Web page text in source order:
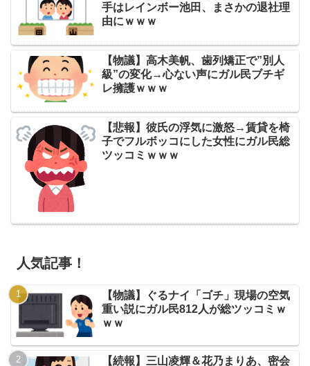
手はレインボー池田、まさかの退社理
由にｗｗｗ
【物議】高木美帆、歯列矯正で”別人
級”の変化→心ない声にガル民ブチギ
レ擁護ｗｗｗ
【悲報】彼氏の浮気に激怒→賃貸を椅
子でフルボッコにした女性にガル民総
ツッコミｗｗｗ
人気記事！
【物議】ぐるナイ「ゴチ」現場の空気
重い説にガル民812人が総ツッコミｗ
ｗｗ
【続報】三山凌輝＆花乃まりあ、密会